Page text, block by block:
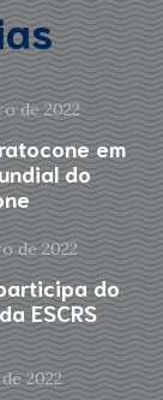
de 2022
em
do
de 2022
do
ESCRS
2022